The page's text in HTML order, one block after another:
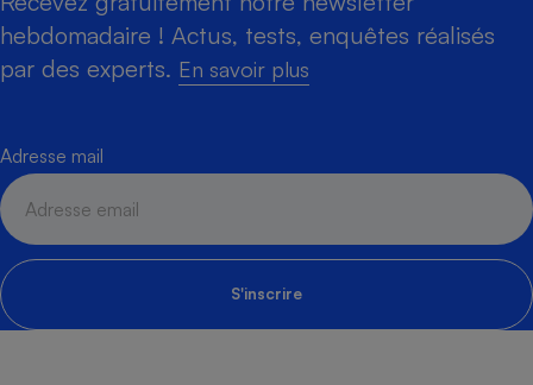
hebdomadaire ! Actus, tests, enquêtes réalisés
par des experts. En savoir plus
Adresse mail
S'inscrire